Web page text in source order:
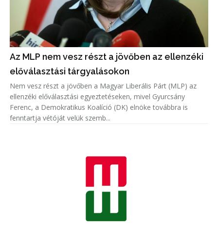
Az MLP nem vesz részt a jövőben az ellenzéki
előválasztási tárgyalásokon
Nem vesz részt a jövőben a Magyar Liberális Párt (MLP) az
ellenzéki előválasztási egyeztetéseken, mivel Gyurcsány
Ferenc, a Demokratikus Koalíció (DK) elnöke továbbra is
fenntartja vétóját velük szemb...